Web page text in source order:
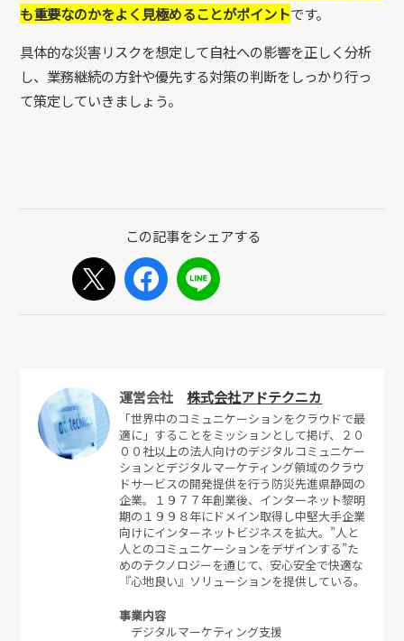
も重要なのかをよく見極めることがポイントです。
具体的な災害リスクを想定して自社への影響を正しく分析
し、業務継続の方針や優先する対策の判断をしっかり行っ
て策定していきましょう。
運営会社株式会社アドテクニカ
「世界中のコミュニケーションをクラウドで最
適に」することをミッションとして掲げ、２０
００社以上の法人向けのデジタルコミュニケー
ションとデジタルマーケティング領域のクラウ
ドサービスの開発提供を行う防災先進県静岡の
企業。１９７７年創業後、インターネット黎明
期の１９９８年にドメイン取得し中堅大手企業
向けにインターネットビジネスを拡大。”人と
人とのコミュニケーションをデザインする”た
めのテクノロジーを通じて、安心安全で快適な
『心地良い』ソリューションを提供している。
事業内容
デジタルマーケティング支援